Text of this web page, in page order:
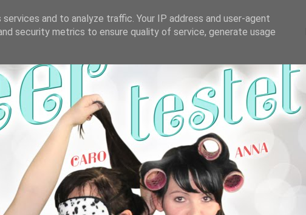
and to analyze traffic. Your IP address and user-agent
security metrics to ensure quality of service, generate usage